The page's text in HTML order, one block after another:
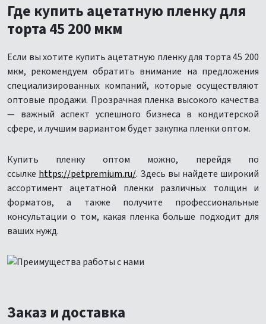
Где купить ацетатную пленку для
торта 45 200 мкм
Если вы хотите купить ацетатную пленку для торта 45 200
мкм, рекомендуем обратить внимание на предложения
специализированных компаний, которые осуществляют
оптовые продажи. Прозрачная пленка высокого качества
— важный аспект успешного бизнеса в кондитерской
сфере, и лучшим вариантом будет закупка пленки оптом.
Купить пленку оптом можно, перейдя по
ссылке https://petpremium.ru/. Здесь вы найдете широкий
ассортимент ацетатной пленки различных толщин и
форматов, а также получите профессиональные
консультации о том, какая пленка больше подходит для
ваших нужд.
Заказ и доставка